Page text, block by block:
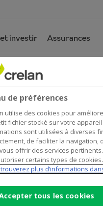
investir Assurances
un achat en
spécifique est
des montants
de préférences
utilise des cookies pour
fichier stocké sur votre
sont utilisées à diverses
de faciliter la navigation,
offrir des services
certains types de cookies.
plus d’informations
tous les cookies